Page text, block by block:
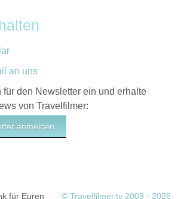
an uns
für den Newsletter ein und erhalte
von Travelfilmer:
anmelden
für Euren
© Travelfilmer.tv 2009 - 2026